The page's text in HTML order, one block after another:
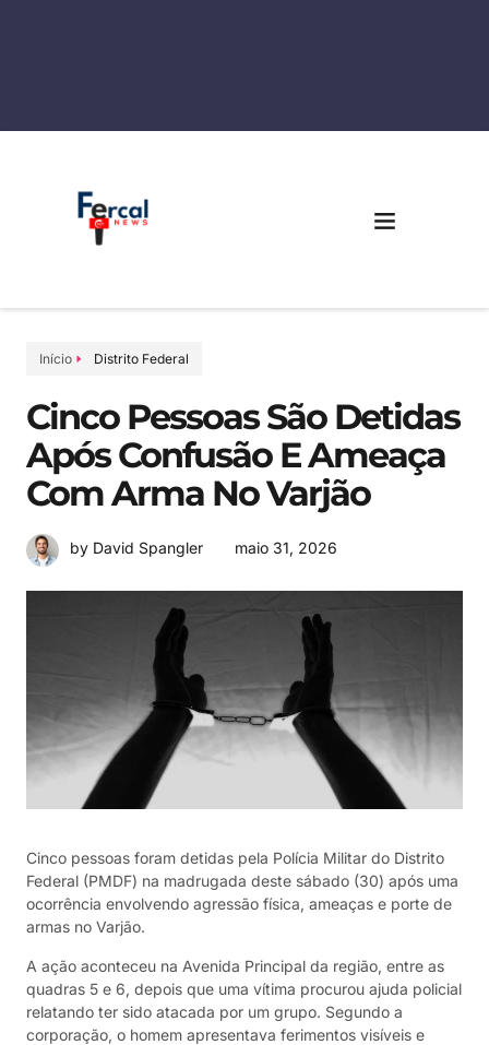
Início Distrito Federal
Cinco Pessoas São Detidas
Após Confusão E Ameaça
Com Arma No Varjão
by David Spangler maio 31, 2026
Cinco pessoas foram detidas pela Polícia Militar do Distrito
Federal (PMDF) na madrugada deste sábado (30) após uma
ocorrência envolvendo agressão física, ameaças e porte de
armas no Varjão.
A ação aconteceu na Avenida Principal da região, entre as
quadras 5 e 6, depois que uma vítima procurou ajuda policial
relatando ter sido atacada por um grupo. Segundo a
corporação, o homem apresentava ferimentos visíveis e